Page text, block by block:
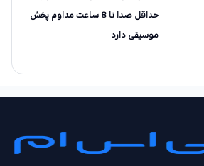
حداقل صدا تا 8 ساعت مداوم پخش
موسیقی دارد